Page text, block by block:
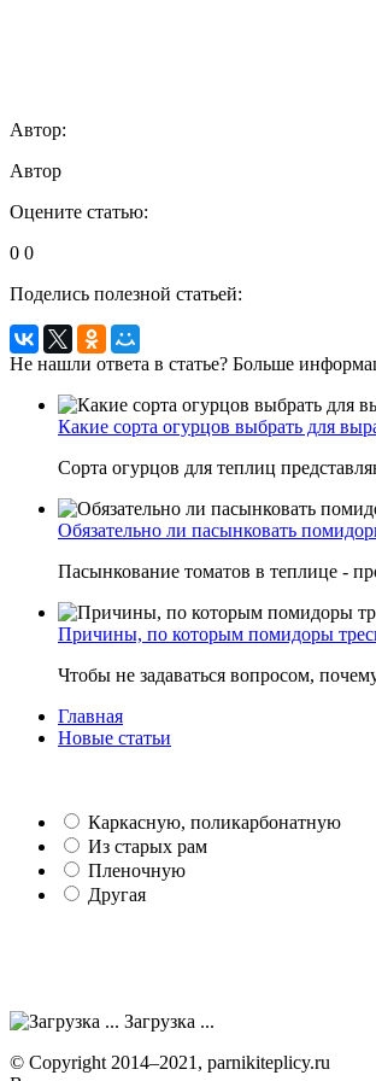
Автор:
Автор
Оцените статью:
0 0
Поделись полезной статьей:
Не нашли ответа в статье? Больше
Какие сорта огурцов выбрать для
Сорта огурцов для теплиц
Обязательно ли пасынковать
Пасынкование томатов в теплице -
Причины, по которым помидоры
Чтобы не задаваться вопросом,
Главная
Новые статьи
Каркасную, поликарбонатную
Из старых рам
Пленочную
Другая
Загрузка ...
© Copyright 2014–2021, parnikiteplicy.ru